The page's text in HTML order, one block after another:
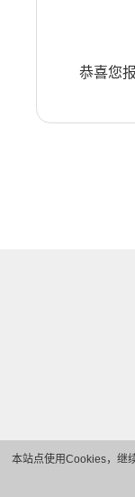
本站点使用Cookies，继
恭喜您